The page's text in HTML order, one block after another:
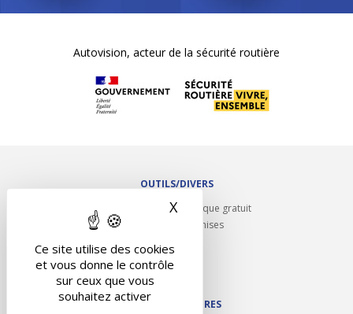
Ce site utilise des cookies
et vous donne le contrôle
sur ceux que vous
souhaitez activer
X Masquer le bandeau des
Autovision, acteur de la sécurité routière
OUTILS/DIVERS
Rappel contrôle technique gratuit
Partenariats/Remises
Contact
NOS PARTENAIRES